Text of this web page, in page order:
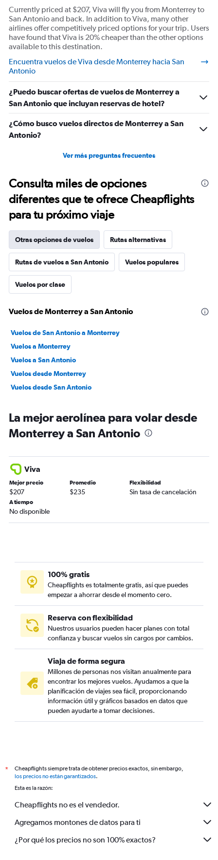
Currently priced at $207, Viva will fly you from Monterrey to
San Antonio and back. In addition to Viva, many other
airlines offer competitively priced options for your trip. Users
have found that Viva is 20% cheaper than the other options
available to this destination.
Encuentra vuelos de Viva desde Monterrey hacia San
Antonio
¿Puedo buscar ofertas de vuelos de Monterrey a
San Antonio que incluyan reservas de hotel?
¿Cómo busco vuelos directos de Monterrey a San
Antonio?
Ver más preguntas frecuentes
Consulta miles de opciones
diferentes que te ofrece Cheapflights
para tu próximo viaje
Otras opciones de vuelos Rutas alternativas
Rutas de vuelos a San Antonio Vuelos populares
Vuelos por clase
Vuelos de Monterrey a San Antonio
Vuelos de San Antonio a Monterrey
Vuelos a Monterrey
Vuelos a San Antonio
Vuelos desde Monterrey
Vuelos desde San Antonio
La mejor aerolínea para volar desde
Monterrey a San Antonio
Viva
Mejor precio
$207
Promedio
$235
Flexibilidad
Sin tasa de cancelación
A tiempo
No disponible
100% gratis
Cheapflights es totalmente gratis, así que puedes
empezar a ahorrar desde el momento cero.
Reserva con flexibilidad
Nuestros usuarios pueden hacer planes con total
confianza y buscar vuelos sin cargos por cambios.
Viaja de forma segura
Millones de personas nos visitan anualmente para
encontrar los mejores vuelos. Ayudamos a que la
planificación de viajes sea fácil, proporcionando
información útil y gráficos basados en datos que
pueden ayudarte a tomar decisiones.
*
Cheapflights siempre trata de obtener precios exactos, sin embargo,
los precios no están garantizados.
Esta es la razón:
Cheapflights no es el vendedor.
Agregamos montones de datos para ti
¿Por qué los precios no son 100% exactos?